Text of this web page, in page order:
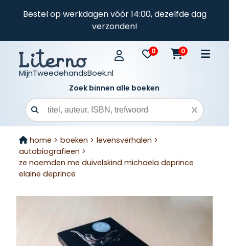
Bestel op werkdagen vóór 14:00, dezelfde dag
verzonden!
MijnTweedehandsBoek.nl
0 0
Zoek binnen alle boeken
Zoekveld
home > boeken > levensverhalen >
autobiografieen >
ze noemden me duivelskind michaela deprince
elaine deprince